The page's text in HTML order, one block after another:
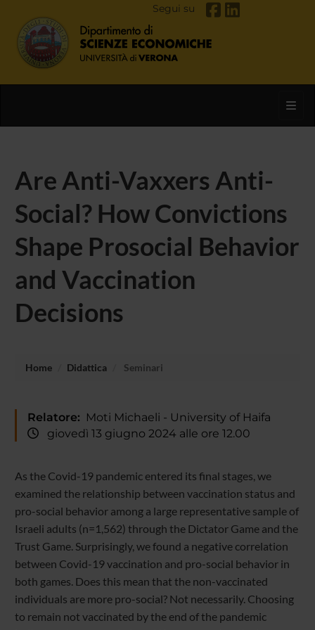
Segui su
Are Anti-Vaxxers Anti-
Social? How Convictions
Shape Prosocial Behavior
and Vaccination
Decisions
Home Didattica Seminari
Relatore: Moti Michaeli - University of Haifa
giovedì 13 giugno 2024 alle ore 12.00
As the Covid-19 pandemic entered its final stages, we
examined the relationship between vaccination status and
pro-social behavior among a large representative sample of
Israeli adults (n=1,562) through the Dictator Game and the
Trust Game. Surprisingly, we found a negative correlation
between Covid-19 vaccination and pro-social behavior in
both games. Does this mean that the non-vaccinated
individuals are more pro-social? Not necessarily. Choosing
to remain not vaccinated by the end of the pandemic